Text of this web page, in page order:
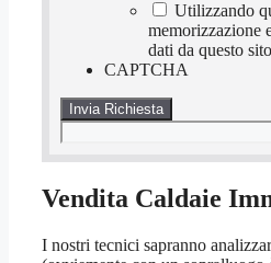
Utilizzando
memorizzazione
dati da questo
CAPTCHA
Vendita Caldaie
I nostri tecnici sapranno